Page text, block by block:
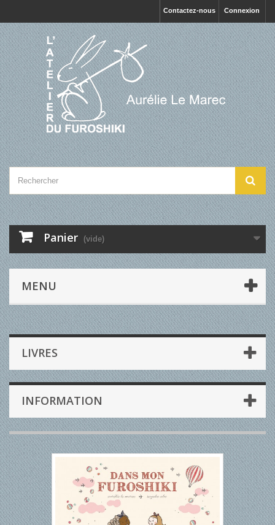
Connexion
Contactez-nous
Panier (vide)
MENU
LIVRES
INFORMATION